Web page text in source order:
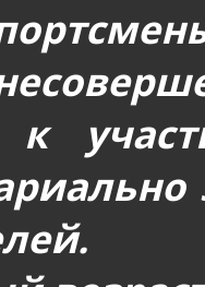
к